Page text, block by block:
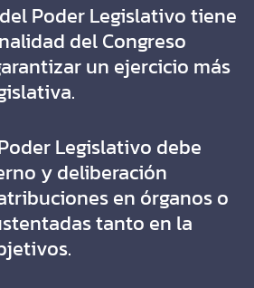
Poder Legislativo tiene
del Congreso
un ejercicio más
Legislativo debe
y deliberación
en órganos o
tanto en la